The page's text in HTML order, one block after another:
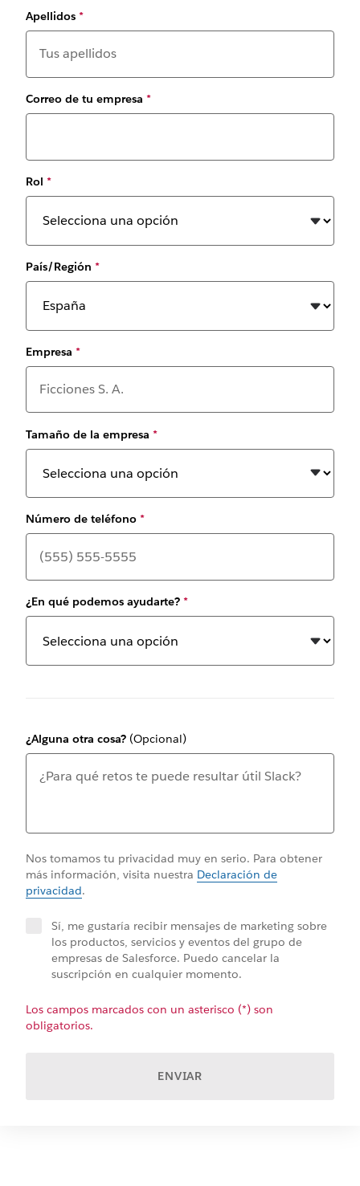
Apellidos *
Correo de tu empresa *
Rol *
País/Región *
Empresa *
Tamaño de la empresa *
Número de teléfono *
¿En qué podemos ayudarte? *
¿Alguna otra cosa? (Opcional)
Nos tomamos tu privacidad muy en serio. Para obtener
más información, visita nuestra Declaración de
privacidad.
Sí, me gustaría recibir mensajes de marketing sobre
los productos, servicios y eventos del grupo de
empresas de Salesforce. Puedo cancelar la
suscripción en cualquier momento.
Los campos marcados con un asterisco (*) son
obligatorios.
ENVIAR